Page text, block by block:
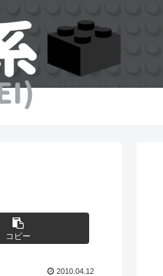
コピー
2010.04.12